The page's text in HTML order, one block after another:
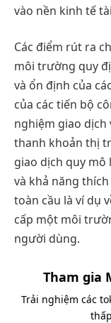
vào nền kinh tế
Các điểm rút ra
môi trường quy
và ổn định của
của các tiến bộ
nghiệm giao
thanh khoản thị
giao dịch quy
và khả năng
toàn cầu là ví dụ
cấp một môi
người dùng.
Tham gia
Trải nghiệm các